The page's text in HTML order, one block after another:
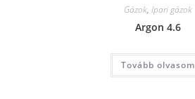
Gázok, Ipari gázok
Argon 4.6
Tovább olvasom